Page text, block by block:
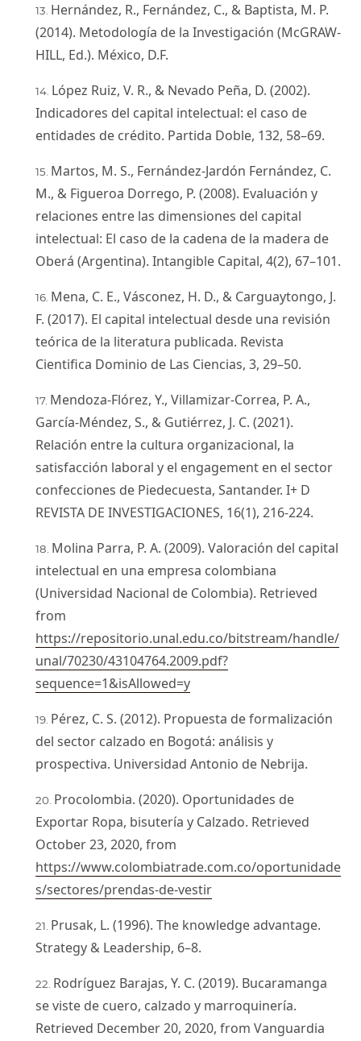
Hernández, R., Fernández, C., & Baptista, M. P.
(2014). Metodología de la Investigación (McGRAW-
HILL, Ed.). México, D.F.
López Ruiz, V. R., & Nevado Peña, D. (2002).
Indicadores del capital intelectual: el caso de
entidades de crédito. Partida Doble, 132, 58–69.
Martos, M. S., Fernández-Jardón Fernández, C.
M., & Figueroa Dorrego, P. (2008). Evaluación y
relaciones entre las dimensiones del capital
intelectual: El caso de la cadena de la madera de
Oberá (Argentina). Intangible Capital, 4(2), 67–101.
Mena, C. E., Vásconez, H. D., & Carguaytongo, J.
F. (2017). El capital intelectual desde una revisión
teórica de la literatura publicada. Revista
Cientifica Dominio de Las Ciencias, 3, 29–50.
Mendoza-Flórez, Y., Villamizar-Correa, P. A.,
García-Méndez, S., & Gutiérrez, J. C. (2021).
Relación entre la cultura organizacional, la
satisfacción laboral y el engagement en el sector
confecciones de Piedecuesta, Santander. I+ D
REVISTA DE INVESTIGACIONES, 16(1), 216-224.
Molina Parra, P. A. (2009). Valoración del capital
intelectual en una empresa colombiana
(Universidad Nacional de Colombia). Retrieved
from
https://repositorio.unal.edu.co/bitstream/handle/
unal/70230/43104764.2009.pdf?
sequence=1&isAllowed=y
Pérez, C. S. (2012). Propuesta de formalización
del sector calzado en Bogotá: análisis y
prospectiva. Universidad Antonio de Nebrija.
Procolombia. (2020). Oportunidades de
Exportar Ropa, bisutería y Calzado. Retrieved
October 23, 2020, from
https://www.colombiatrade.com.co/oportunidade
s/sectores/prendas-de-vestir
Prusak, L. (1996). The knowledge advantage.
Strategy & Leadership, 6–8.
Rodríguez Barajas, Y. C. (2019). Bucaramanga
se viste de cuero, calzado y marroquinería.
Retrieved December 20, 2020, from Vanguardia